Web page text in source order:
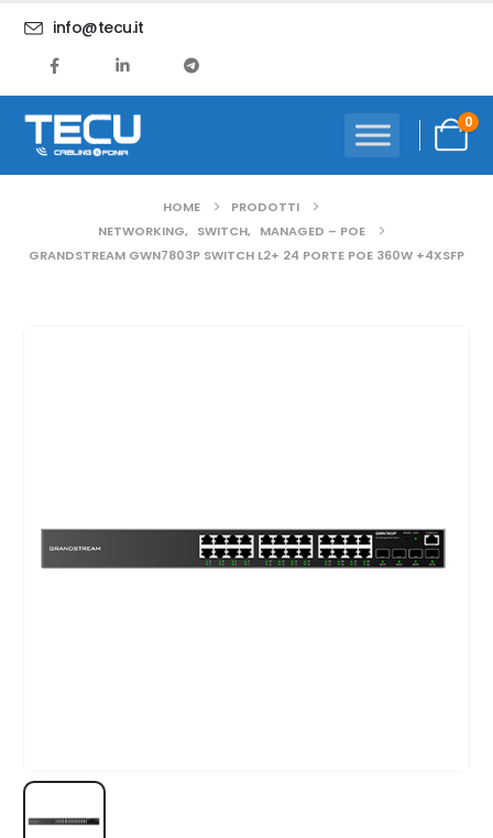
info@tecu.it
0
HOME
PRODOTTI
NETWORKING, SWITCH, MANAGED – POE
GRANDSTREAM GWN7803P SWITCH L2+ 24 PORTE POE 360W +4XSFP